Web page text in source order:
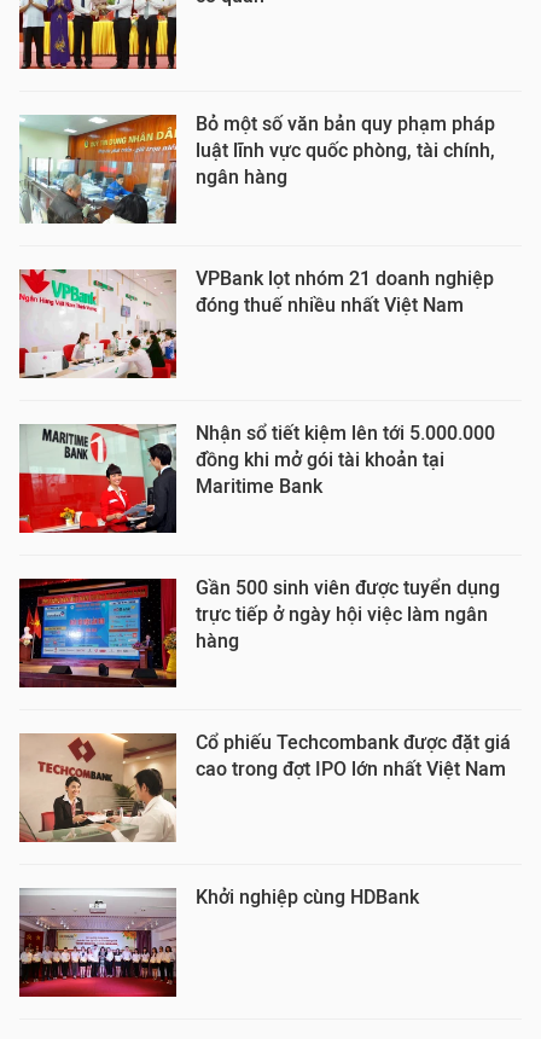
Bỏ một số văn bản quy phạm pháp
luật lĩnh vực quốc phòng, tài chính,
ngân hàng
VPBank lọt nhóm 21 doanh nghiệp
đóng thuế nhiều nhất Việt Nam
Nhận sổ tiết kiệm lên tới 5.000.000
đồng khi mở gói tài khoản tại
Maritime Bank
Gần 500 sinh viên được tuyển dụng
trực tiếp ở ngày hội việc làm ngân
hàng
Cổ phiếu Techcombank được đặt giá
cao trong đợt IPO lớn nhất Việt Nam
Khởi nghiệp cùng HDBank